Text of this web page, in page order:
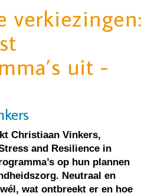
verkiezingen:
uit -
Christiaan Vinkers,
and Resilience in
op hun plannen
Neutraal en
wat ontbreekt er en hoe